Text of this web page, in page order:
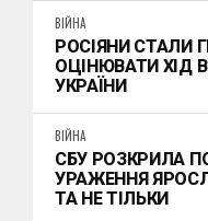
ВІЙНА
РОСІЯНИ СТАЛИ
ОЦІНЮВАТИ ХІД
УКРАЇНИ
ВІЙНА
СБУ РОЗКРИЛА
УРАЖЕННЯ
ТА НЕ ТІЛЬКИ